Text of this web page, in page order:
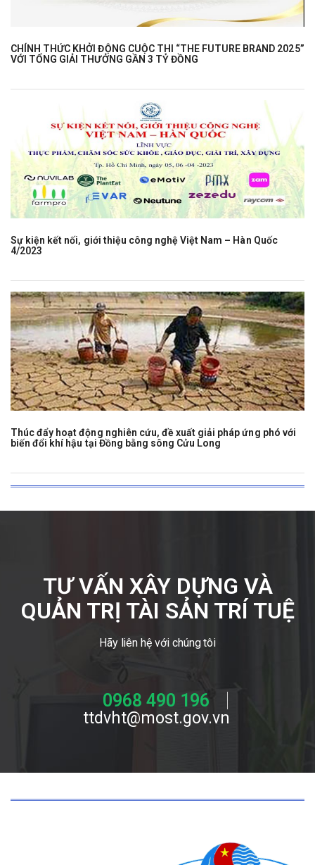
CHÍNH THỨC KHỞI ĐỘNG CUỘC THI “THE FUTURE BRAND 2025”
VỚI TỔNG GIẢI THƯỞNG GẦN 3 TỶ ĐỒNG
Sự kiện kết nối, giới thiệu công nghệ Việt Nam – Hàn Quốc
4/2023
Thúc đẩy hoạt động nghiên cứu, đề xuất giải pháp ứng phó với
biến đổi khí hậu tại Đồng bằng sông Cửu Long
TƯ VẤN XÂY DỰNG VÀ
QUẢN TRỊ TÀI SẢN TRÍ TUỆ
Hãy liên hệ với chúng tôi
0968 490 196
ttdvht@most.gov.vn